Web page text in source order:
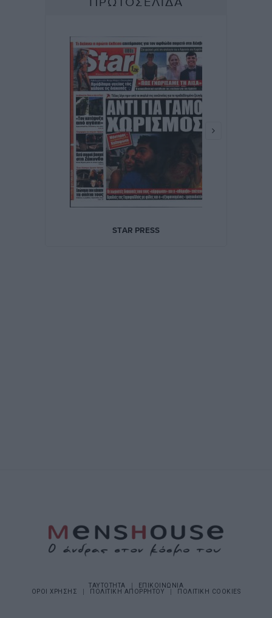
ΤΑΥΤΟΤΗΤΑ
ΕΠΙΚΟΙΝΩΝΙΑ
ΟΡΟΙ ΧΡΗΣΗΣ
ΠΟΛΙΤΙΚΗ ΑΠΟΡΡΗΤΟΥ ΠΟΛΙΤΙΚΗ COOKIES